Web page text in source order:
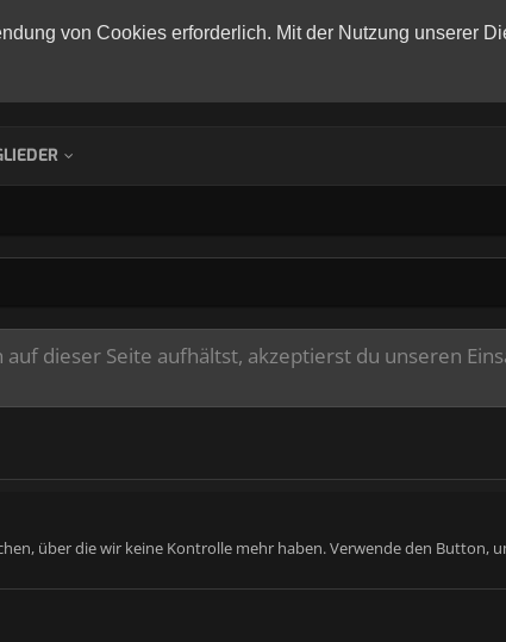
von Cookies erforderlich. Mit der Nutzung unserer
dieser Seite aufhältst, akzeptierst du unseren
über die wir keine Kontrolle mehr haben. Verwende den Button,